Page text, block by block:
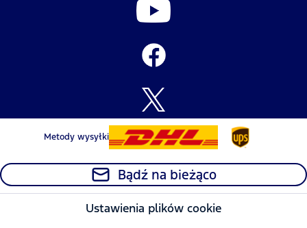
Metody wysyłki
Bądź na bieżąco
Ustawienia plików cookie